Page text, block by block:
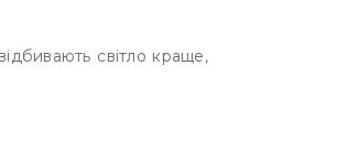
світло краще,